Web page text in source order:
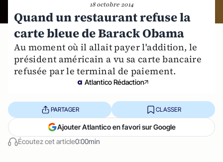
18 octobre 2014
Quand un restaurant refuse la
carte bleue de Barack Obama
Au moment où il allait payer l'addition, le
président américain a vu sa carte bancaire
refusée par le terminal de paiement.
Atlantico Rédaction
Écoutez cet article0:00min
PARTAGER CLASSER
Ajouter Atlantico en favori sur Google